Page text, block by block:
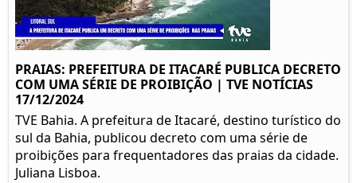
PRAIAS: PREFEITURA DE ITACARÉ PUBLICA DECRETO
COM UMA SÉRIE DE PROIBIÇÃO | TVE NOTÍCIAS
17/12/2024
TVE Bahia. A prefeitura de Itacaré, destino turístico do
sul da Bahia, publicou decreto com uma série de
proibições para frequentadores das praias da cidade.
Juliana Lisboa.